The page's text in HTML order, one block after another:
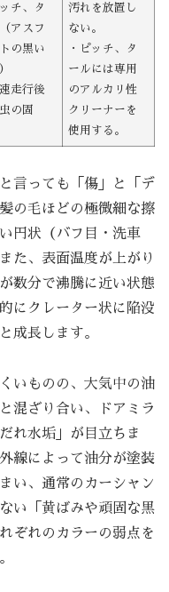
チ、タ
アスフ
の黒い
走行後
の固
汚れを放置し
ない。
・ピッチ、タ
ールには専用
のアルカリ性
クリーナーを
使用する。
言っても「傷」と「デ
の毛ほどの極微細な擦
円状（バフ目・洗車
た、表面温度が上がり
数分で沸騰に近い状態
にクレーター状に陥没
成長します。
いものの、大気中の油
混ざり合い、ドアミラ
れ水垢」が目立ちま
線によって油分が塗装
い、通常のカーシャン
い「黄ばみや頑固な黒
ぞれのカラーの弱点を